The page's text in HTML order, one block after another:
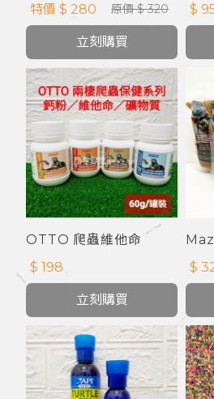
原價 $ 320
特價 $ 280
立刻購買
$
OTTO 爬蟲維他命
$ 198
立刻購買
$